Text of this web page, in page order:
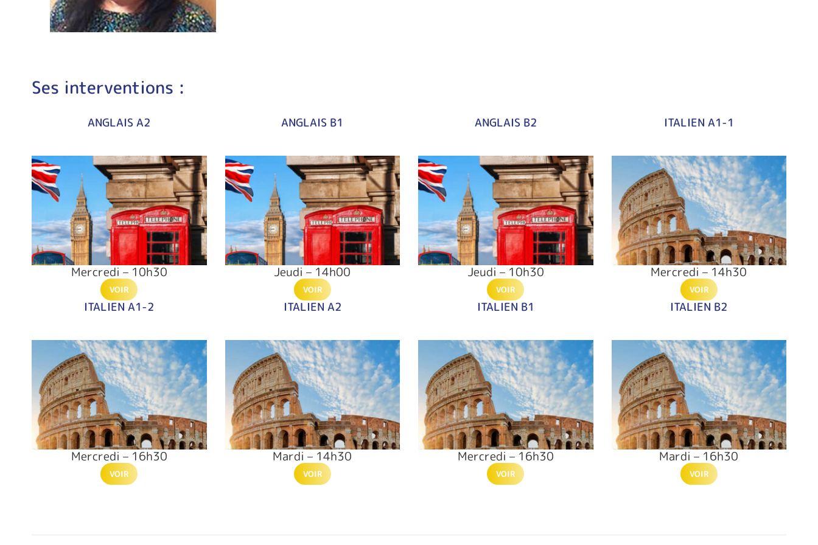
Ses interventions :
ANGLAIS A2
Mercredi – 10h30
VOIR
ANGLAIS B1
Jeudi – 14h00
VOIR
ANGLAIS B2
Jeudi – 10h30
VOIR
ITALIEN A1-1
Mercredi – 14h30
VOIR
ITALIEN A1-2
Mercredi – 16h30
VOIR
ITALIEN A2
Mardi – 14h30
VOIR
ITALIEN B1
Mercredi – 16h30
VOIR
ITALIEN B2
Mardi – 16h30
VOIR